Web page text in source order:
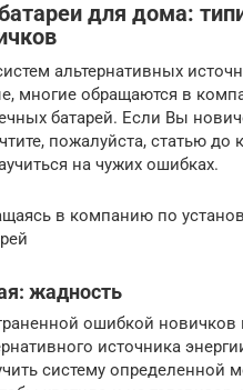
для дома:
альтернативных
многие обращаются в
батарей. Если Вы
пожалуйста, статью до
на чужих ошибках.
в компанию по
жадность
ошибкой новичков
источника
систему определенной